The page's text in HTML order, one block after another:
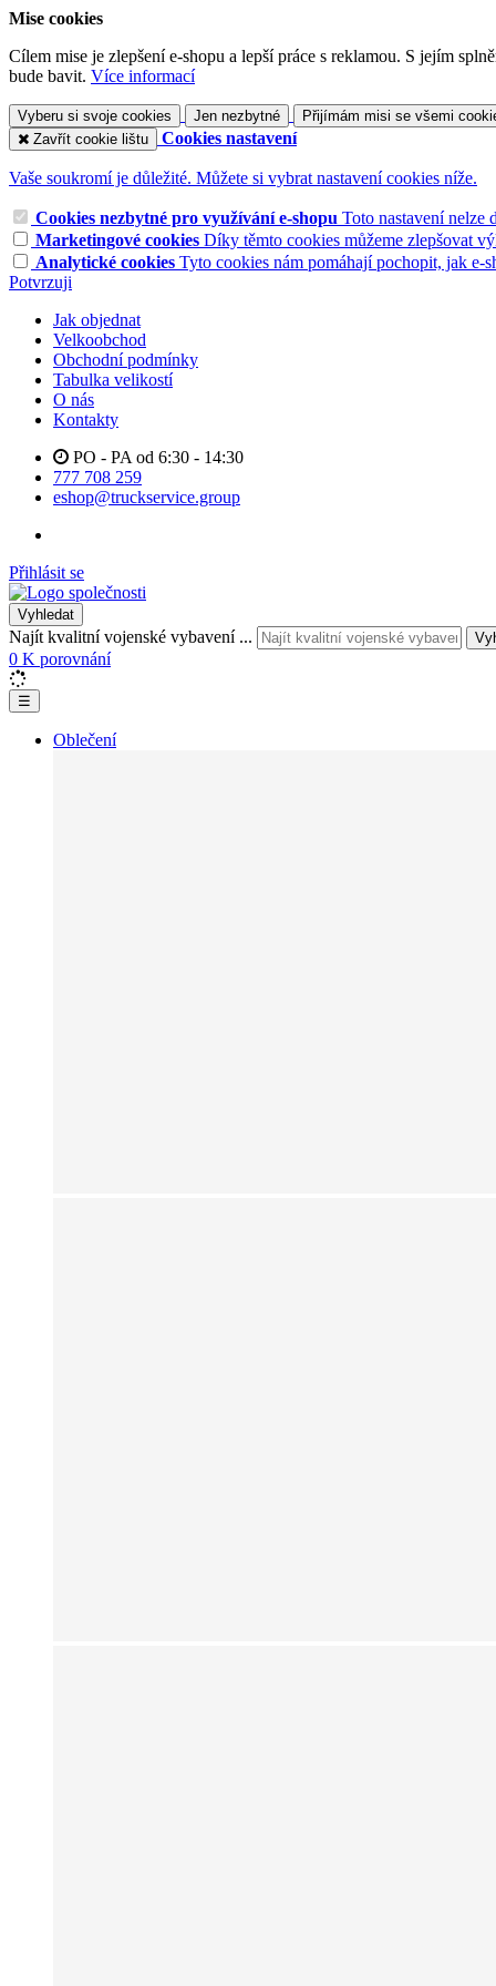
Mise cookies
Cílem mise je zlepšení e-shopu a lepší práce s reklamou. S jejím
bude bavit. Více informací
Vyberu si svoje cookies Jen nezbytné
Přijímám misi se všemi
Zavřít cookie lištu
Cookies nastavení
Vaše soukromí je důležité. Můžete si vybrat nastavení cookies níže.
Cookies nezbytné pro využívání e-shopu Toto nastavení nelze
Marketingové cookies Díky těmto cookies můžeme zlepšovat
Analytické cookies Tyto cookies nám pomáhají pochopit, jak e-
Potvrzuji
Jak objednat
Velkoobchod
Obchodní podmínky
Tabulka velikostí
O nás
Kontakty
PO - PA od 6:30 - 14:30
777 708 259
eshop@truckservice.group
Přihlásit se
Vyhledat
Najít kvalitní vojenské vybavení ...
0 K porovnání
☰
Oblečení